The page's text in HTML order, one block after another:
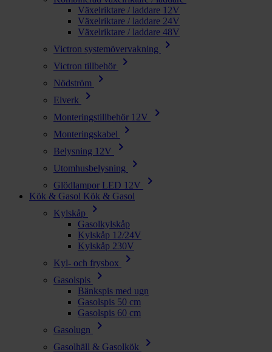
Växelriktare / laddare 12V
Växelriktare / laddare 24V
Växelriktare / laddare 48V
Victron systemövervakning
chevron_right
Victron tillbehör chevron_right
Nödström chevron_right
Elverk chevron_right
Monteringstillbehör 12V chevron_right
Monteringskabel chevron_right
Belysning 12V chevron_right
Utomhusbelysning chevron_right
Glödlampor LED 12V chevron_right
Kök & Gasol Kök & Gasol
Kylskåp
chevron_right
Gasolkylskåp
Kylskåp 12/24V
Kylskåp 230V
Kyl- och frysbox
chevron_right
Gasolspis chevron_right
Bänkspis med ugn
Gasolspis 50 cm
Gasolspis 60 cm
Gasolugn
chevron_right
Gasolhäll & Gasolkök chevron_right